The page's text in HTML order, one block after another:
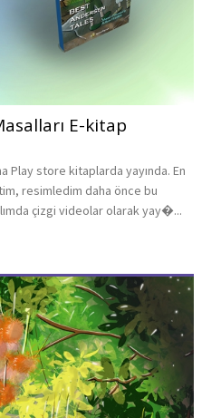
E-kitap
Play store kitaplarda yayında. En
resimledim daha önce bu
çizgi videolar olarak yay�...